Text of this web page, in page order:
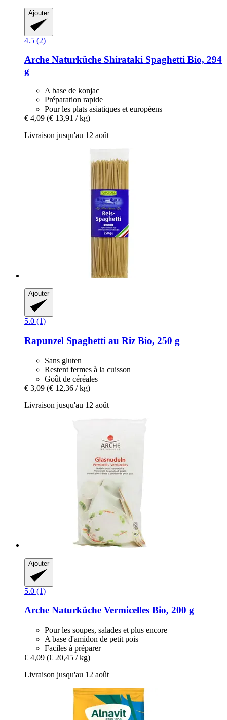
Ajouter
4.5 (2)
Arche Naturküche Shirataki Spaghetti Bio, 294
g
A base de konjac
Préparation rapide
Pour les plats asiatiques et européens
€ 4,09 (€ 13,91 / kg)
Livraison jusqu'au 12 août
Ajouter
5.0 (1)
Rapunzel Spaghetti au Riz Bio, 250 g
Sans gluten
Restent fermes à la cuisson
Goût de céréales
€ 3,09 (€ 12,36 / kg)
Livraison jusqu'au 12 août
Ajouter
5.0 (1)
Arche Naturküche Vermicelles Bio, 200 g
Pour les soupes, salades et plus encore
A base d'amidon de petit pois
Faciles à préparer
€ 4,09 (€ 20,45 / kg)
Livraison jusqu'au 12 août